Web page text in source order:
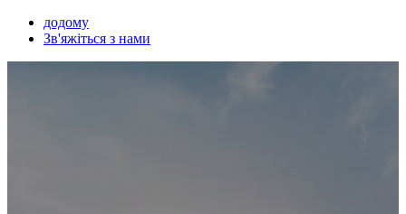
додому
Зв'яжіться з нами